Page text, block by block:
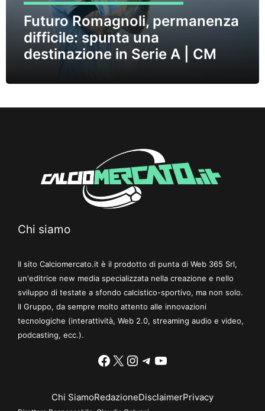
Futuro Romagnoli, permanenza
difficile: spunta una
destinazione in Serie A | CM
Chi siamo
Il sito Calciomercato.it è il prodotto di punta di Web 365 Srl,
un'editrice new media specializzata nella creazione e nello
sviluppo di testate a sfondo calcistico-sportivo, ma non solo.
Il Gruppo, da sempre molto attento alle innovazioni
tecnologiche (interattività, Web 2.0, streaming audio e video,
podcasting, ecc.).
Facebook
X Instagram
Telegram
YouTube
Chi SiamoRedazioneDisclaimerPrivacy